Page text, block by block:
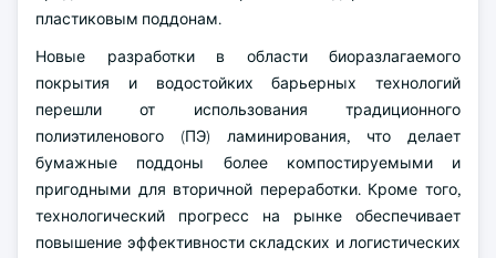
пластиковым поддонам.
Новые разработки в области биоразлагаемого
покрытия и водостойких барьерных технологий
перешли от использования традиционного
полиэтиленового (ПЭ) ламинирования, что делает
бумажные поддоны более компостируемыми и
пригодными для вторичной переработки. Кроме того,
технологический прогресс на рынке обеспечивает
повышение эффективности складских и логистических